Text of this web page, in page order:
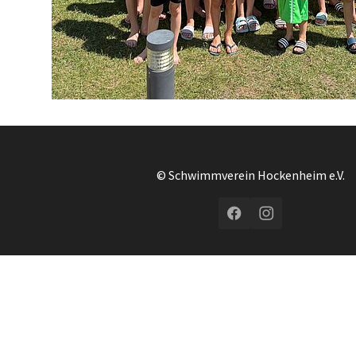
© Schwimmverein Hockenheim e.V.
FacebookInstagram